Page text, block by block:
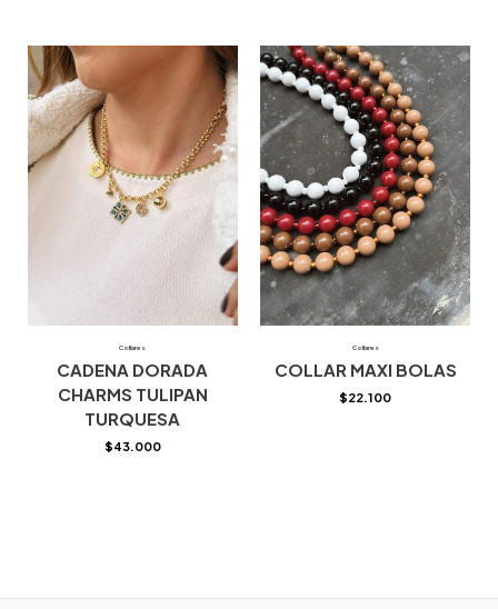
Collares
CADENA DORADA
CHARMS TULIPAN
TURQUESA
$43.000
Collares
COLLAR MAXI BOLAS
$22.100